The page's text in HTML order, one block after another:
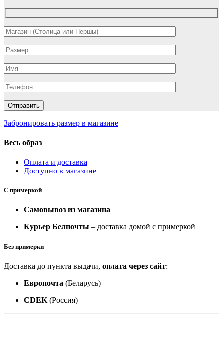
Забронировать размер в магазине
Весь образ
Оплата и доставка
Доступно в магазине
С примеркой
Самовывоз из магазина
Курьер Белпочты – доставка домой с примеркой
Без примерки
Доставка до пункта выдачи, оплата через сайт:
Европочта (Беларусь)
CDEK (Россия)